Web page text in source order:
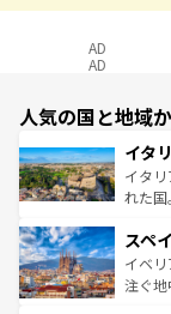
AD
AD
人気の国と地域
イタ
イタ
れた国。
ろん
景な
ピザ
スペ
イベ
注ぐ